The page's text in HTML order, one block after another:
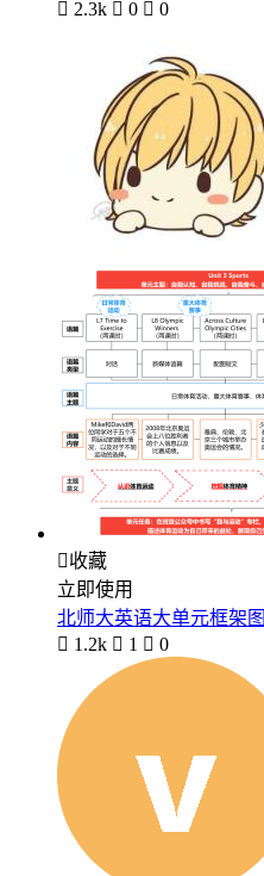
 2.3k  0  0
收藏
立即使用
北师大英语大单元框架图
 1.2k  1  0